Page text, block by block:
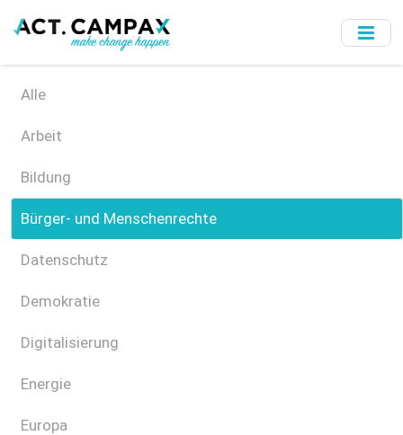
to
Alle
Arbeit
Bildung
Bürger- und Menschenrechte
Datenschutz
Demokratie
Digitalisierung
Energie
Europa